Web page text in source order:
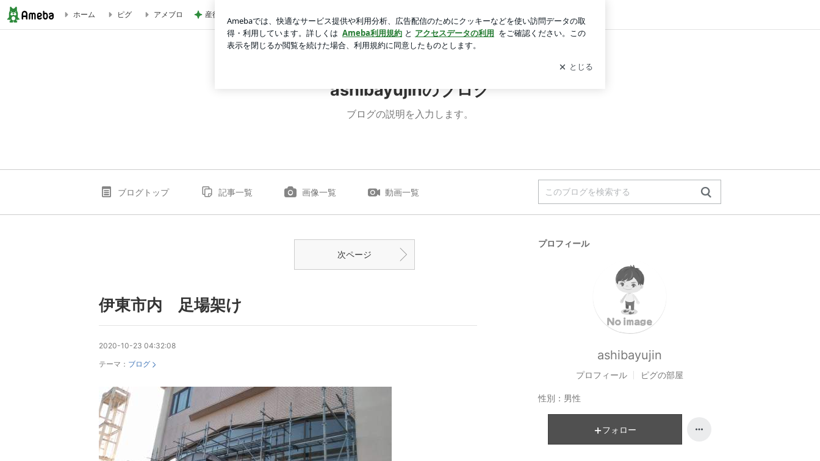
ホーム ピグ アメブロ 産後まもないときの義母の発言 ログイン
ashibayujinのブログ
ブログの説明を入力します。
ブログトップ 記事一覧 画像一覧 動画一覧
次ページ
伊東市内 足場架け
2020-10-23 04:32:08
テーマ： ブログ
プロフィール
ashibayujin
プロフィール ピグの部屋
性別： 男性
フォロー